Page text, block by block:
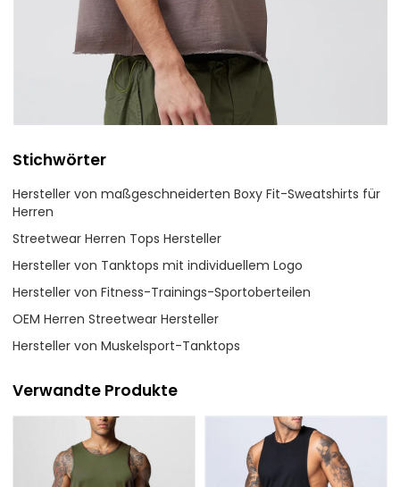
Stichwörter
Hersteller von maßgeschneiderten Boxy Fit-Sweatshirts für
Herren
Streetwear Herren Tops Hersteller
Hersteller von Tanktops mit individuellem Logo
Hersteller von Fitness-Trainings-Sportoberteilen
OEM Herren Streetwear Hersteller
Hersteller von Muskelsport-Tanktops
Verwandte Produkte